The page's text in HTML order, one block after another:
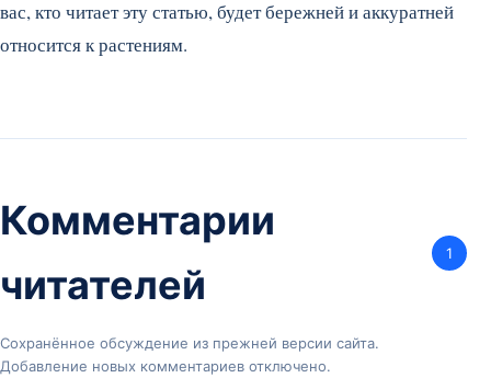
вас, кто читает эту статью, будет бережней и аккуратней
относится к растениям.
Комментарии
читателей
1
Сохранённое обсуждение из прежней версии сайта.
Добавление новых комментариев отключено.